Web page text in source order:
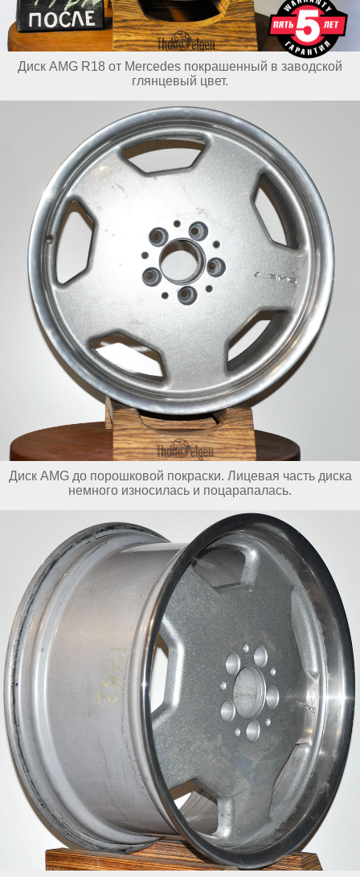
Диск AMG R18 от Mercedes покрашенный в заводской
глянцевый цвет.
Диск AMG до порошковой покраски. Лицевая часть диска
немного износилась и поцарапалась.